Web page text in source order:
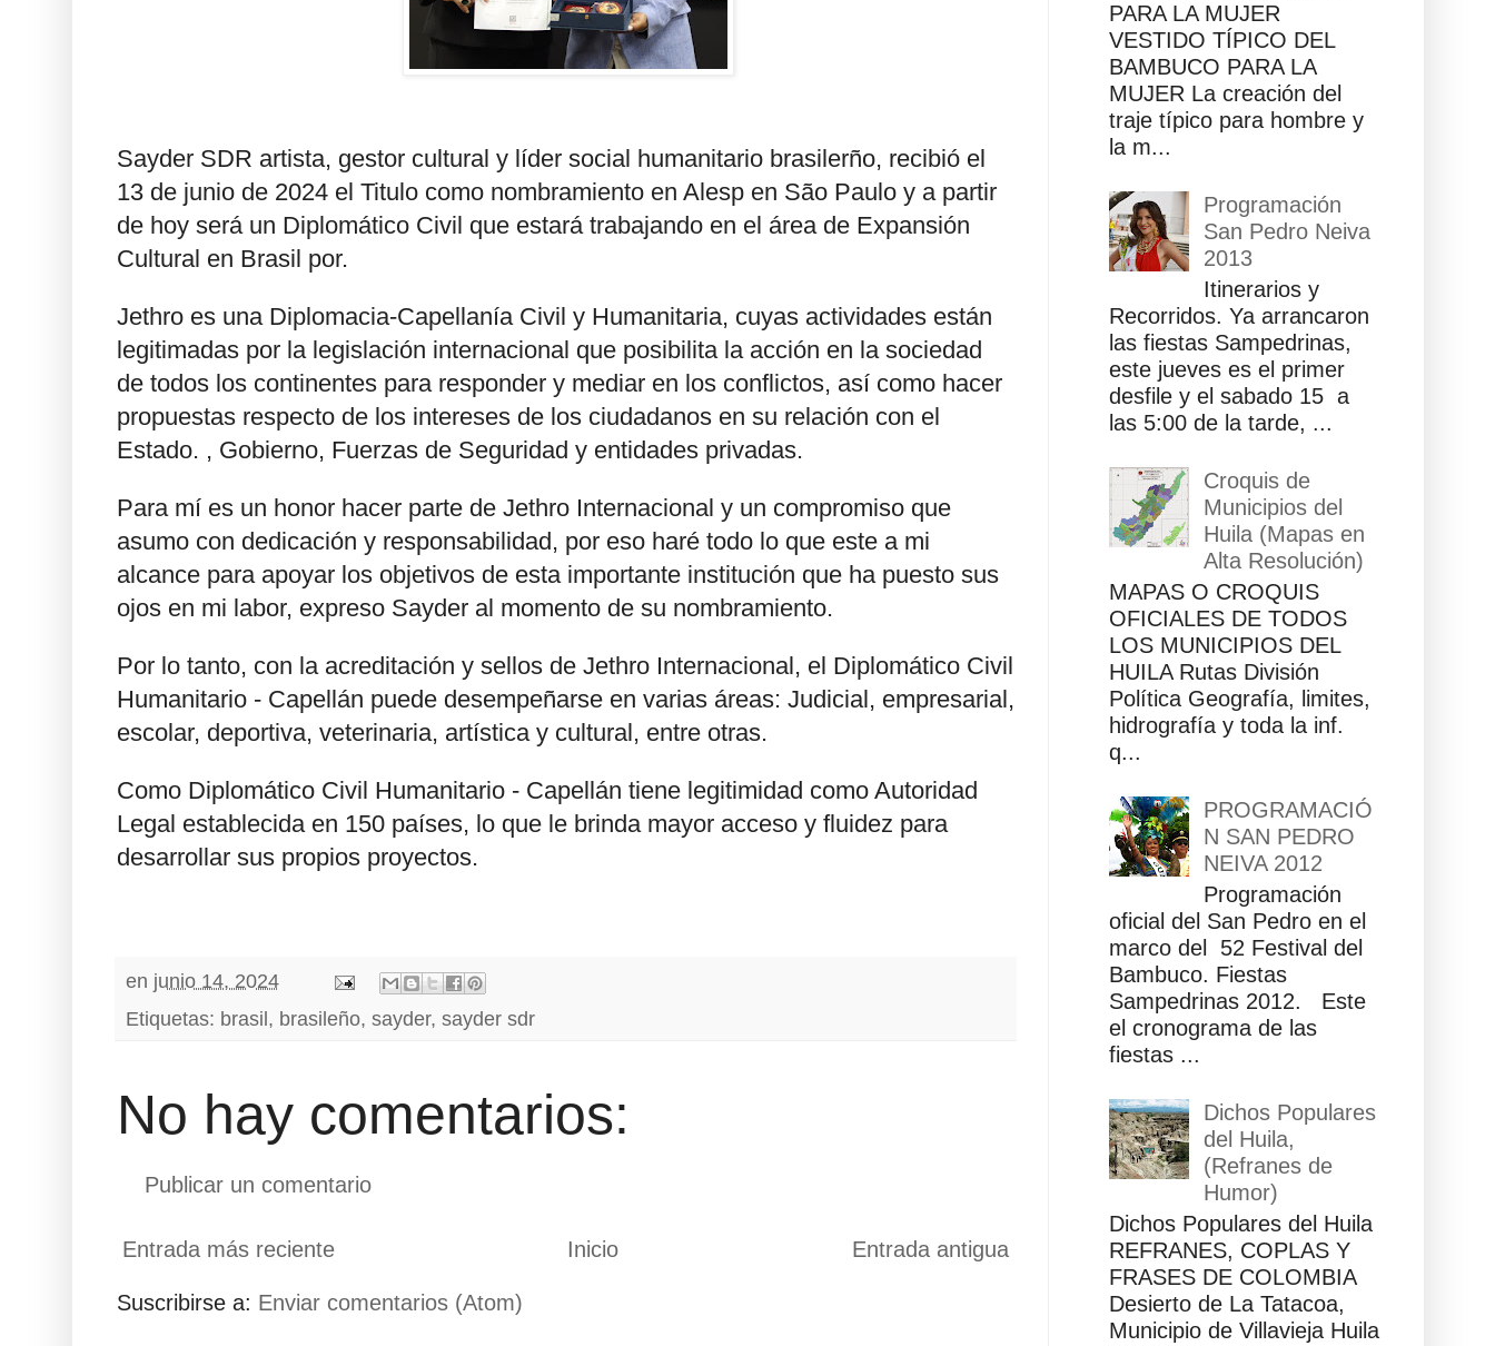
Sayder SDR artista, gestor cultural y líder social humanitario brasilerño, recibió el
13 de junio de 2024 el Titulo como nombramiento en Alesp en São Paulo y a partir
de hoy será un Diplomático Civil que estará trabajando en el área de Expansión
Cultural en Brasil por.
Jethro es una Diplomacia-Capellanía Civil y Humanitaria, cuyas actividades están
legitimadas por la legislación internacional que posibilita la acción en la sociedad
de todos los continentes para responder y mediar en los conflictos, así como hacer
propuestas respecto de los intereses de los ciudadanos en su relación con el
Estado. , Gobierno, Fuerzas de Seguridad y entidades privadas.
Para mí es un honor hacer parte de Jethro Internacional y un compromiso que
asumo con dedicación y responsabilidad, por eso haré todo lo que este a mi
alcance para apoyar los objetivos de esta importante institución que ha puesto sus
ojos en mi labor, expreso Sayder al momento de su nombramiento.
Por lo tanto, con la acreditación y sellos de Jethro Internacional, el Diplomático Civil
Humanitario - Capellán puede desempeñarse en varias áreas: Judicial, empresarial,
escolar, deportiva, veterinaria, artística y cultural, entre otras.
Como Diplomático Civil Humanitario - Capellán tiene legitimidad como Autoridad
Legal establecida en 150 países, lo que le brinda mayor acceso y fluidez para
desarrollar sus propios proyectos.
en junio 14, 2024
Etiquetas: brasil, brasileño, sayder, sayder sdr
No hay comentarios:
Publicar un comentario
Entrada más reciente Entrada antigua
Inicio
Suscribirse a: Enviar comentarios (Atom)
PARA LA MUJER
VESTIDO TÍPICO DEL
BAMBUCO PARA LA
MUJER La creación del
traje típico para hombre y
la m...
Programación
San Pedro Neiva
2013
Itinerarios y
Recorridos. Ya arrancaron
las fiestas Sampedrinas,
este jueves es el primer
desfile y el sabado 15 a
las 5:00 de la tarde, ...
Croquis de
Municipios del
Huila (Mapas en
Alta Resolución)
MAPAS O CROQUIS
OFICIALES DE TODOS
LOS MUNICIPIOS DEL
HUILA Rutas División
Política Geografía, limites,
hidrografía y toda la inf.
q...
PROGRAMACIÓ
N SAN PEDRO
NEIVA 2012
Programación
oficial del San Pedro en el
marco del 52 Festival del
Bambuco. Fiestas
Sampedrinas 2012. Este
el cronograma de las
fiestas ...
Dichos Populares
del Huila,
(Refranes de
Humor)
Dichos Populares del Huila
REFRANES, COPLAS Y
FRASES DE COLOMBIA
Desierto de La Tatacoa,
Municipio de Villavieja Huila